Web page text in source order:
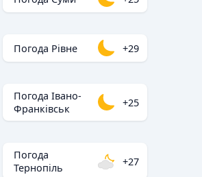
Погода Рівне +29
Погода Івано-
Франківськ
+25
Погода
Тернопіль
+27